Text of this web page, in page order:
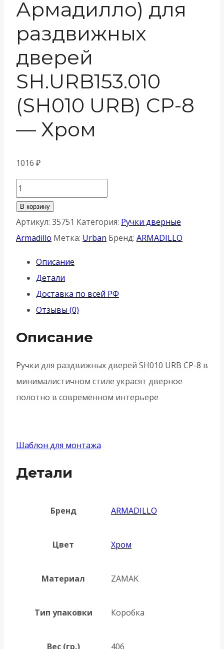
Армадилло) для
раздвижных
дверей
SH.URB153.010
(SH010 URB) СP-8
— Хром
1016 ₽
Количество
товара
Ручка
Armadillo
Армадилло)
для
раздвижных
дверей
SH.URB153.010
URB)
СP-
8
В корзину
Артикул: 35751 Категория: Ручки дверные
Armadillo Метка: Urban Бренд: ARMADILLO
Описание
Детали
Доставка по всей РФ
Отзывы (0)
Описание
Ручки для раздвижных дверей SH010 URB СР-8 в
минималистичном стиле украсят дверное
полотно в современном интерьере
Шаблон для монтажа
Детали
Бренд ARMADILLO
Цвет Хром
Материал ZAMAK
Тип упаковки Коробка
Вес (гр.) 406